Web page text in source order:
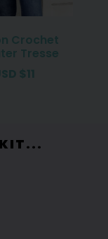
Crochet
Tresse
$11
KIT...